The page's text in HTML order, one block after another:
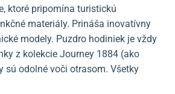
ktoré pripomína turistickú
materiály. Prináša inovatívny
modely. Puzdro hodiniek je vždy
z kolekcie Journey 1884 (ako
sú odolné voči otrasom. Všetky